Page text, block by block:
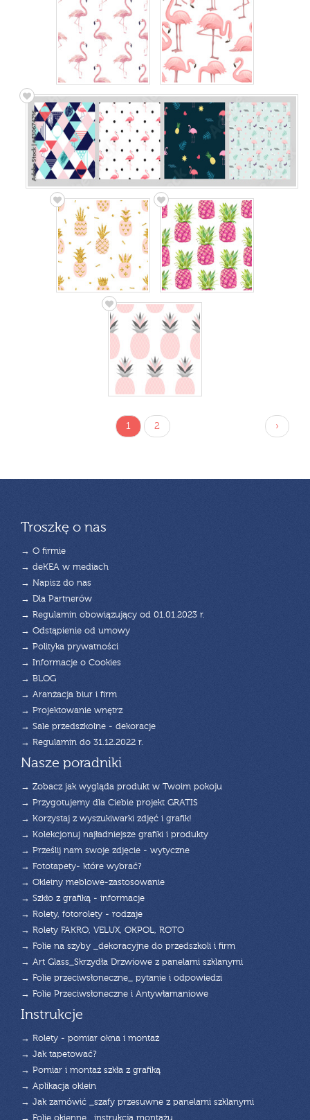
1 2 ›
Troszkę o nas
→ O firmie
→ deKEA w mediach
→ Napisz do nas
→ Dla Partnerów
→ Regulamin obowiązujący od 01.01.2023 r.
→ Odstąpienie od umowy
→ Polityka prywatności
→ Informacje o Cookies
→ BLOG
→ Aranżacja biur i firm
→ Projektowanie wnętrz
→ Sale przedszkolne - dekoracje
→ Regulamin do 31.12.2022 r.
Nasze poradniki
→ Zobacz jak wygląda produkt w Twoim pokoju
→ Przygotujemy dla Ciebie projekt GRATIS
→ Korzystaj z wyszukiwarki zdjęć i grafik!
→ Kolekcjonuj najładniejsze grafiki i produkty
→ Prześlij nam swoje zdjęcie - wytyczne
→ Fototapety- które wybrać?
→ Okleiny meblowe-zastosowanie
→ Szkło z grafiką - informacje
→ Rolety, fotorolety - rodzaje
→ Rolety FAKRO, VELUX, OKPOL, ROTO
→ Folie na szyby _dekoracyjne do przedszkoli i firm
→ Art Glass_Skrzydła Drzwiowe z panelami szklanymi
→ Folie przeciwsłoneczne_ pytanie i odpowiedzi
→ Folie Przeciwsłoneczne i Antywłamaniowe
Instrukcje
→ Rolety - pomiar okna i montaż
→ Jak tapetować?
→ Pomiar i montaż szkła z grafiką
→ Aplikacja oklein
→ Jak zamówić _szafy przesuwne z panelami szklanymi